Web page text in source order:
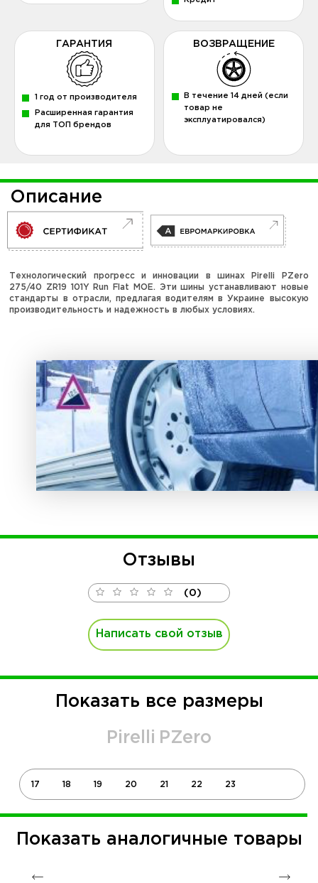
ГАРАНТИЯ
1 год от производителя
Расширенная гарантия
для ТОП брендов
ВОЗВРАЩЕНИЕ
В течение 14 дней (если
товар не
эксплуатировался)
Описание
Технологический прогресс и инновации в шинах Pirelli PZero
275/40 ZR19 101Y Run Flat MOE. Эти шины устанавливают новые
стандарты в отрасли, предлагая водителям в Украине высокую
производительность и надежность в любых условиях.
Отзывы
(0)
Написать свой отзыв
Показать все размеры
Pirelli PZero
17 18 19 20 21 22 23
Показать аналогичные товары